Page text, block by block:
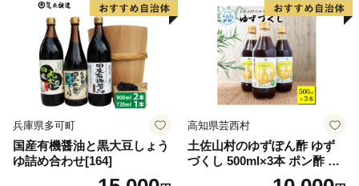
兵庫県多可町
国産有機醤油と黒大豆しょう
ゆ詰め合わせ[164]
高知県芸西村
土佐山村のゆずぽん酢 ゆず
づくし 500ml×3本 ポン酢 ポ
ンズ ゆず 柚子 調味料 さっぱ